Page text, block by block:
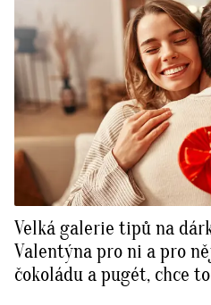
Velká galerie tipů na
Valentýna pro ni a pro
čokoládu a pugét, chce